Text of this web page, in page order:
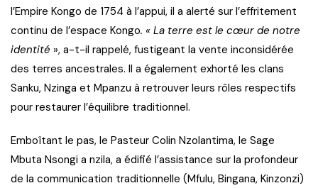
l’Empire Kongo de 1754 à l’appui, il a alerté sur l’effritement
continu de l’espace Kongo. « La terre est le cœur de notre
identité », a-t-il rappelé, fustigeant la vente inconsidérée
des terres ancestrales. Il a également exhorté les clans
Sanku, Nzinga et Mpanzu à retrouver leurs rôles respectifs
pour restaurer l’équilibre traditionnel.
Emboîtant le pas, le Pasteur Colin Nzolantima, le Sage
Mbuta Nsongi a nzila, a édifié l’assistance sur la profondeur
de la communication traditionnelle (Mfulu, Bingana, Kinzonzi)